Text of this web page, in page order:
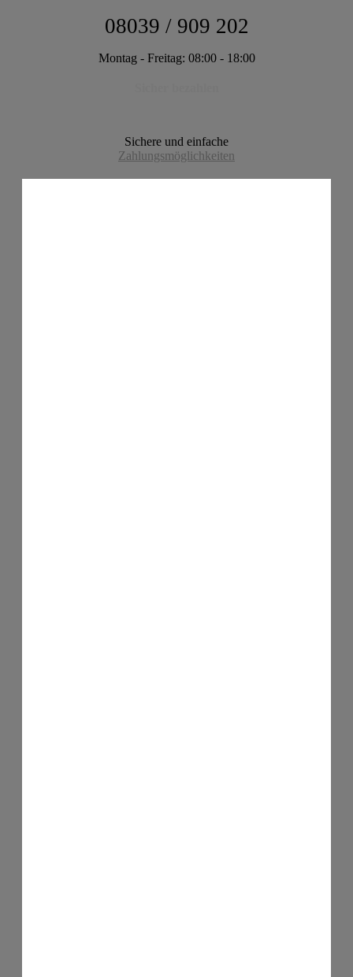
08039 / 909 202
Montag - Freitag: 08:00 - 18:00
Sichere und einfache
Zahlungsmöglichkeiten